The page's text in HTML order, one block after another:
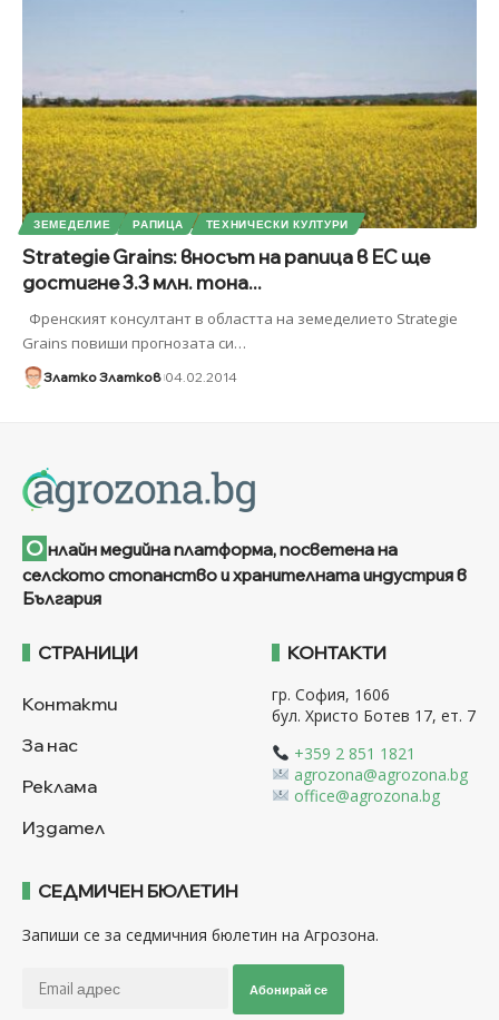
ЗЕМЕДЕЛИЕ РАПИЦА ТЕХНИЧЕСКИ КУЛТУРИ
Strategie Grains: вносът на рапица в ЕС ще
достигне 3.3 млн. тона...
Френският консултант в областта на земеделието Strategie
Grains повиши прогнозата си…
Златко Златков 04.02.2014
О нлайн медийна платформа, посветена на
селското стопанство и хранителната индустрия в
България
СТРАНИЦИ
Контакти
За нас
Реклама
Издател
КОНТАКТИ
гр. София, 1606
бул. Христо Ботев 17, ет. 7
+359 2 851 1821
agrozona@agrozona.bg
office@agrozona.bg
СЕДМИЧЕН БЮЛЕТИН
Запиши се за седмичния бюлетин на Агрозона.
Абонирай се